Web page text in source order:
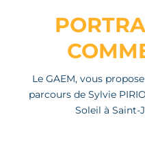
Le GAEM, vous
parcours de Sylvie
Soleil à Saint-